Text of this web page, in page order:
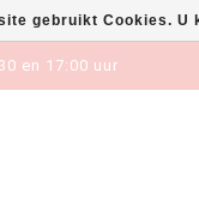
en 17:00 uur
gebruikt Cookies. U